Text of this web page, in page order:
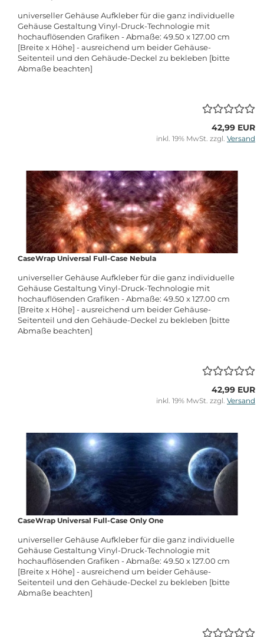
universeller Gehäuse Aufkleber für die ganz individuelle
Gehäuse Gestaltung Vinyl-Druck-Technologie mit
hochauflösenden Grafiken - Abmaße: 49.50 x 127.00 cm
[Breite x Höhe] - ausreichend um beider Gehäuse-
Seitenteil und den Gehäude-Deckel zu bekleben [bitte
Abmaße beachten]
42,99 EUR
inkl. 19% MwSt. zzgl. Versand
CaseWrap Universal Full-Case Nebula
universeller Gehäuse Aufkleber für die ganz individuelle
Gehäuse Gestaltung Vinyl-Druck-Technologie mit
hochauflösenden Grafiken - Abmaße: 49.50 x 127.00 cm
[Breite x Höhe] - ausreichend um beider Gehäuse-
Seitenteil und den Gehäude-Deckel zu bekleben [bitte
Abmaße beachten]
42,99 EUR
inkl. 19% MwSt. zzgl. Versand
CaseWrap Universal Full-Case Only One
universeller Gehäuse Aufkleber für die ganz individuelle
Gehäuse Gestaltung Vinyl-Druck-Technologie mit
hochauflösenden Grafiken - Abmaße: 49.50 x 127.00 cm
[Breite x Höhe] - ausreichend um beider Gehäuse-
Seitenteil und den Gehäude-Deckel zu bekleben [bitte
Abmaße beachten]